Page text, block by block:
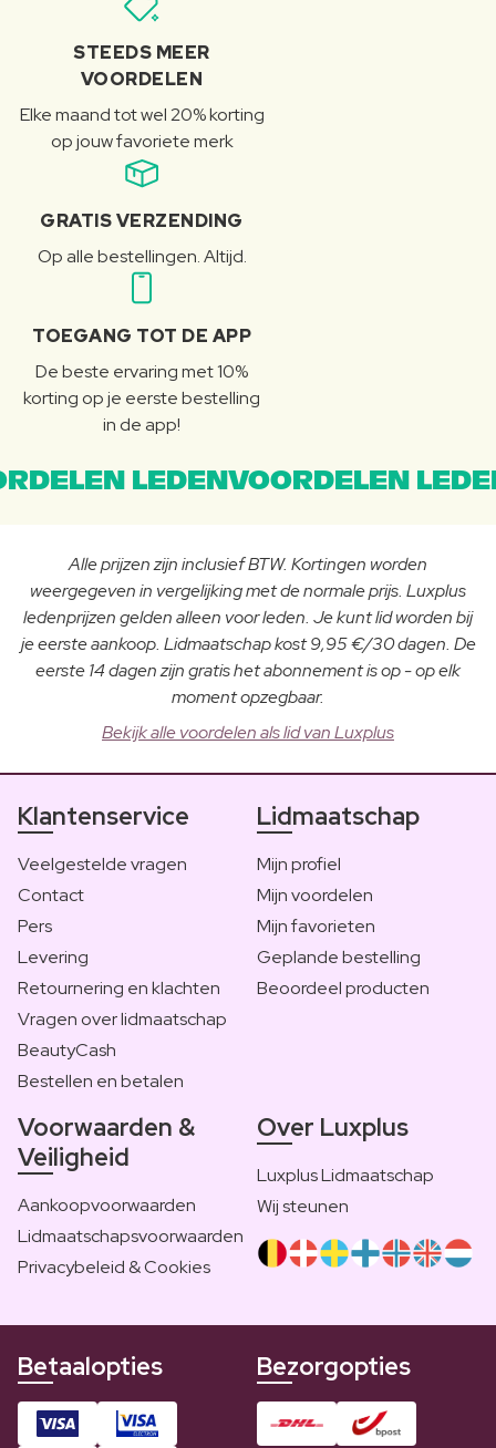
STEEDS MEER
VOORDELEN
Elke maand tot wel 20% korting
op jouw favoriete merk
GRATIS VERZENDING
Op alle bestellingen. Altijd.
TOEGANG TOT DE APP
De beste ervaring met 10%
korting op je eerste bestelling
in de app!
LEDENVOORDELEN
Alle prijzen zijn inclusief BTW. Kortingen worden
weergegeven in vergelijking met de normale prijs. Luxplus
ledenprijzen gelden alleen voor leden. Je kunt lid worden bij
je eerste aankoop. Lidmaatschap kost 9,95 €/30 dagen. De
eerste 14 dagen zijn gratis het abonnement is op - op elk
moment opzegbaar.
Bekijk alle voordelen als lid van Luxplus
Klantenservice
Veelgestelde vragen
Contact
Pers
Levering
Retournering en klachten
Vragen over lidmaatschap
BeautyCash
Bestellen en betalen
Lidmaatschap
Mijn profiel
Mijn voordelen
Mijn favorieten
Geplande bestelling
Beoordeel producten
Voorwaarden &
Veiligheid
Aankoopvoorwaarden
Lidmaatschapsvoorwaarden
Privacybeleid & Cookies
Over Luxplus
Luxplus Lidmaatschap
Wij steunen
Betaalopties Bezorgopties